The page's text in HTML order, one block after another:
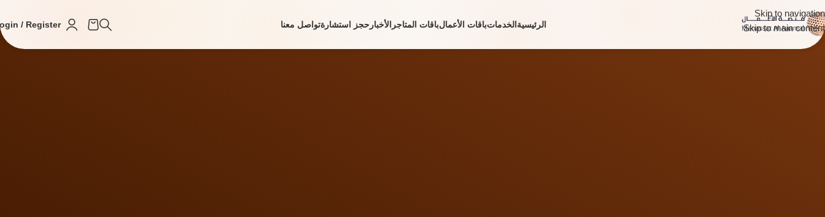
Skip to navigation
Skip to main content
الرئيسيةالخدماتباقات الأعمالباقات المتاجر الأخبارحجز استشارةتواصل معنا / Register